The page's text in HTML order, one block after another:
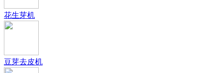
花生芽机
豆芽去皮机